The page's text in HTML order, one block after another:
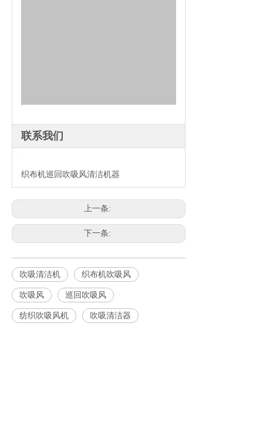
联系我们
织布机巡回吹吸风清洁机器
上一条:
下一条:
吹吸清洁机 织布机吹吸风
吹吸风 巡回吹吸风
纺织吹吸风机 吹吸清洁器